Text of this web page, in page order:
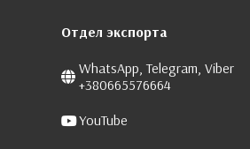
Отдел экспорта
WhatsApp, Telegram, Viber
+380665576664
YouTube